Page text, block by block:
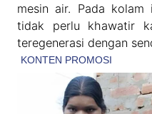
mesin air. Pada kolam
tidak perlu khawatir
teregenerasi dengan